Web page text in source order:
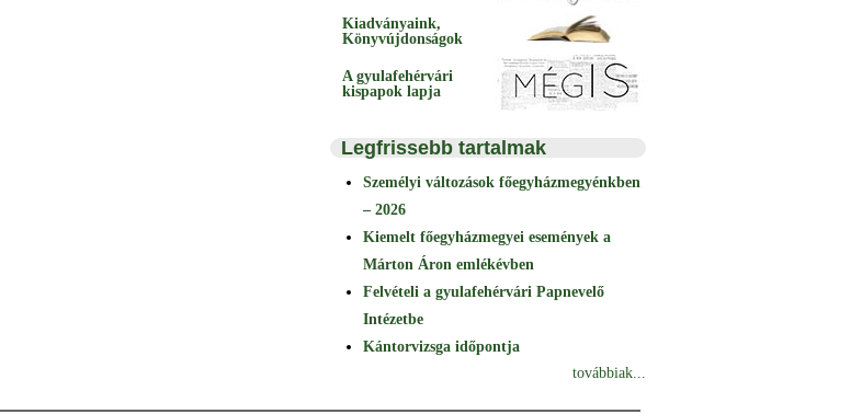
Kiadványaink,
Könyvújdonságok
A gyulafehérvári
kispapok lapja
Legfrissebb tartalmak
Személyi változások főegyházmegyénkben
– 2026
Kiemelt főegyházmegyei események a
Márton Áron emlékévben
Felvételi a gyulafehérvári Papnevelő
Intézetbe
Kántorvizsga időpontja
továbbiak...